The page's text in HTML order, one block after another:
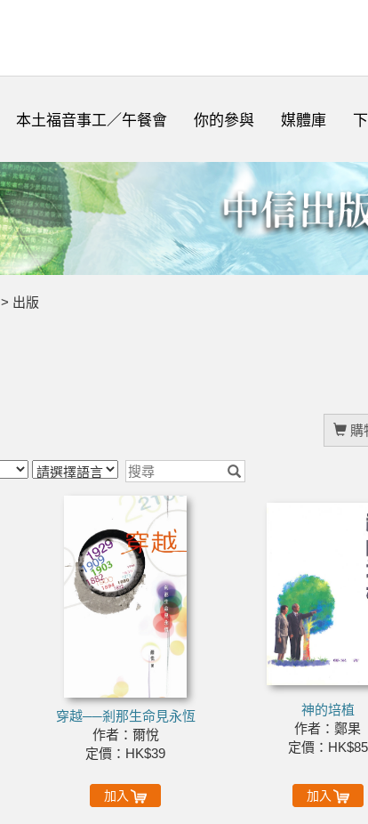
本土福音事工／午餐會 你的參與 媒體庫
> 出版
購
穿越──剎那生命見永恆
作者：爾悅
定價：HK$39
加入
神的培植
作者：鄭果
定價：HK$85
加入